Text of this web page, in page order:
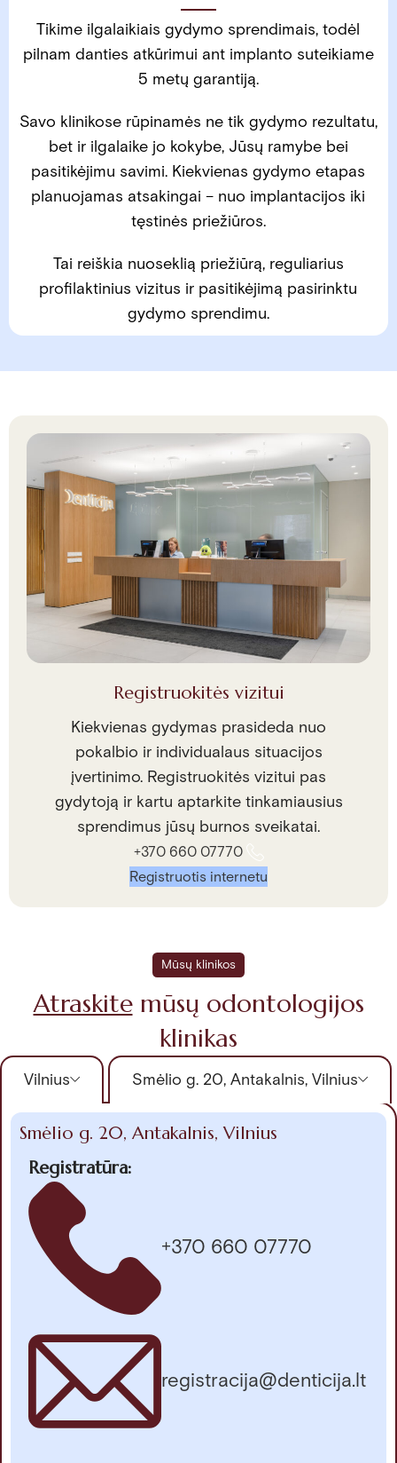
Tikime ilgalaikiais gydymo sprendimais, todėl
pilnam danties atkūrimui ant implanto suteikiame
5 metų garantiją.
Savo klinikose rūpinamės ne tik gydymo rezultatu,
bet ir ilgalaike jo kokybe, Jūsų ramybe bei
pasitikėjimu savimi. Kiekvienas gydymo etapas
planuojamas atsakingai – nuo implantacijos iki
tęstinės priežiūros.
Tai reiškia nuoseklią priežiūrą, reguliarius
profilaktinius vizitus ir pasitikėjimą pasirinktu
gydymo sprendimu.
Registruokitės vizitui
Kiekvienas gydymas prasideda nuo
pokalbio ir individualaus situacijos
įvertinimo. Registruokitės vizitui pas
gydytoją ir kartu aptarkite tinkamiausius
sprendimus jūsų burnos sveikatai.
+370 660 07770
Registruotis internetu
Mūsų klinikos
Atraskitemūsų odontologijos
klinikas
Vilnius Smėlio g. 20, Antakalnis, Vilnius
Smėlio g. 20, Antakalnis, Vilnius
Registratūra:
+370 660 07770
registracija@denticija.lt